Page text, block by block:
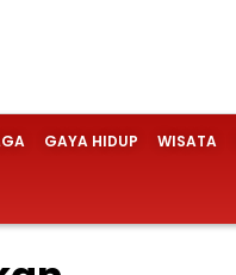
GAYA HIDUP WISATA